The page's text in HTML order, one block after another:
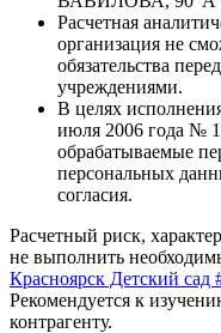
Расчетная
организация не
обязательства
учреждениями.
В целях
июля 2006 года №
обрабатываемые
персональных
согласия.
Расчетный риск,
не выполнить
Красноярск Детский сад
Рекомендуется к
контрагенту.